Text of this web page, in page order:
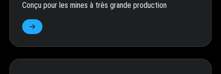
Conçu pour les mines à très grande production